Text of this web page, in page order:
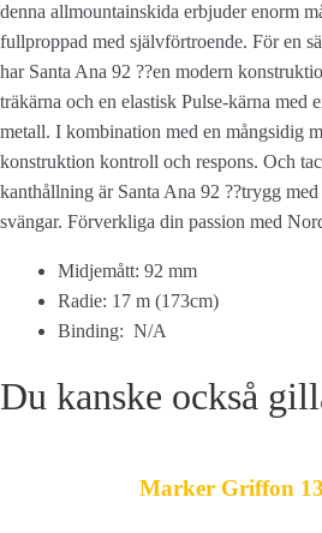
denna allmountainskida erbjuder enorm
fullproppad med självförtroende. För en
har Santa Ana 92 ??en modern
träkärna och en elastisk Pulse-kärna med
metall. I kombination med en mångsidig
konstruktion kontroll och respons. Och
kanthållning är Santa Ana 92 ??trygg
svängar. Förverkliga din passion med
Midjemått: 92 mm
Radie: 17 m (173cm)
Binding: N/A
Du kanske också
Marker Griffon